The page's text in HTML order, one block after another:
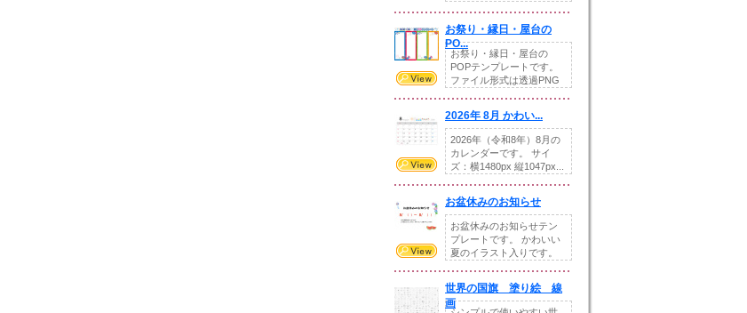
お祭り・縁日・屋台の
PO...
お祭り・縁日・屋台の
POPテンプレートです。
ファイル形式は透過PNG
2026年 8月 かわい...
2026年（令和8年）8月の
カレンダーです。 サイ
ズ：横1480px 縦1047px...
お盆休みのお知らせ
お盆休みのお知らせテン
プレートです。 かわいい
夏のイラスト入りです。
世界の国旗 塗り絵 線
画